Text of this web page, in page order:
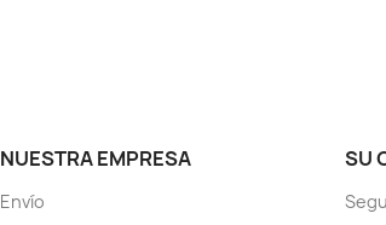
NUESTRA EMPRESA
Envío
SU